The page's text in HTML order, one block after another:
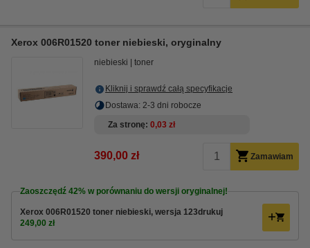
Xerox 006R01520 toner niebieski, oryginalny
niebieski toner
Kliknij i sprawdź całą specyfikacje
Dostawa: 2-3 dni robocze
Za stronę 0,03 zł
390,00 zł Zamawiam
Zaoszczędź 42% w porównaniu do wersji oryginalnej!
Xerox 006R01520 toner niebieski, wersja 123drukuj
249,00 zł